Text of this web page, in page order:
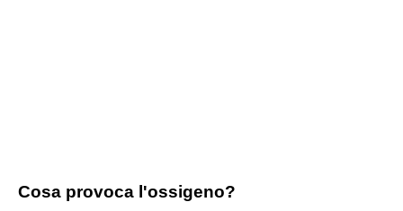
Cosa provoca l'ossigeno?